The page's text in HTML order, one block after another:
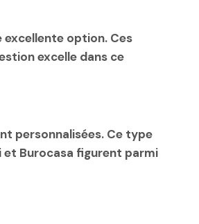
option. Ces
excelle dans ce
personnalisées. Ce type
Burocasa figurent parmi